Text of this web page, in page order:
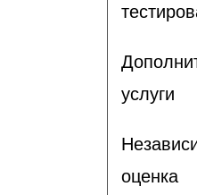
услуги
оценка